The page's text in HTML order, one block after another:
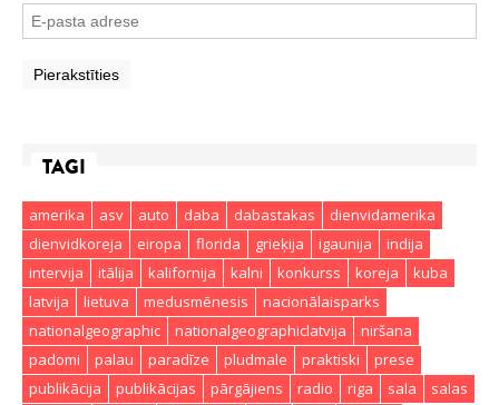
TAGI
amerika asv auto daba dabastakas
dienvidamerika
dienvidkoreja
eiropa florida grieķija igaunija
indija
intervija
itālija kalifornija kalni konkurss koreja
kuba
latvija
lietuva medusmēnesis
nacionālaisparks
nationalgeographic
nationalgeographiclatvija
niršana
padomi
palau paradīze pludmale praktiski
prese
publikācija
publikācijas pārgājiens radio riga sala
salas